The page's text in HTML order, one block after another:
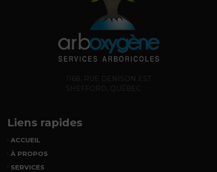
1168, RUE DENISON EST
SHEFFORD, QUÉBEC
Liens rapides
ACCUEIL
À PROPOS
SERVICES